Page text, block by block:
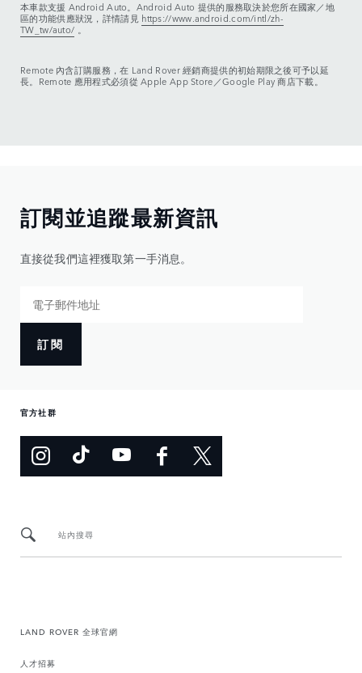
本車款支援 Android Auto。Android Auto 提供的服務取決於您所在國家／地
區的功能供應狀況，詳情請見 https://www.android.com/intl/zh-
TW_tw/auto/ 。
Remote 內含訂購服務，在 Land Rover 經銷商提供的初始期限之後可予以延
長。Remote 應用程式必須從 Apple App Store／Google Play 商店下載。
訂閱並追蹤最新資訊
直接從我們這裡獲取第一手消息。
訂閱
官方社群
站內搜尋
LAND ROVER 全球官網
人才招募